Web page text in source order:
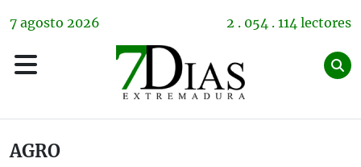
7 agosto 2026 2 . 054 . 114 lectores
AGRO